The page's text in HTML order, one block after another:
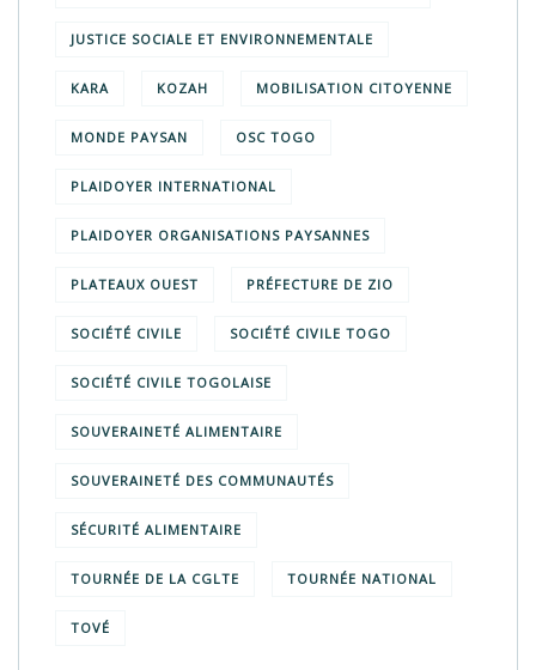
JUSTICE SOCIALE ET ENVIRONNEMENTALE
KARA KOZAH MOBILISATION CITOYENNE
MONDE PAYSAN OSC TOGO
PLAIDOYER INTERNATIONAL
PLAIDOYER ORGANISATIONS PAYSANNES
PLATEAUX OUEST PRÉFECTURE DE ZIO
SOCIÉTÉ CIVILE SOCIÉTÉ CIVILE TOGO
SOCIÉTÉ CIVILE TOGOLAISE
SOUVERAINETÉ ALIMENTAIRE
SOUVERAINETÉ DES COMMUNAUTÉS
SÉCURITÉ ALIMENTAIRE
TOURNÉE DE LA CGLTE TOURNÉE NATIONAL
TOVÉ